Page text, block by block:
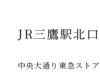
JR三鷹駅北
中央大通り東急スト